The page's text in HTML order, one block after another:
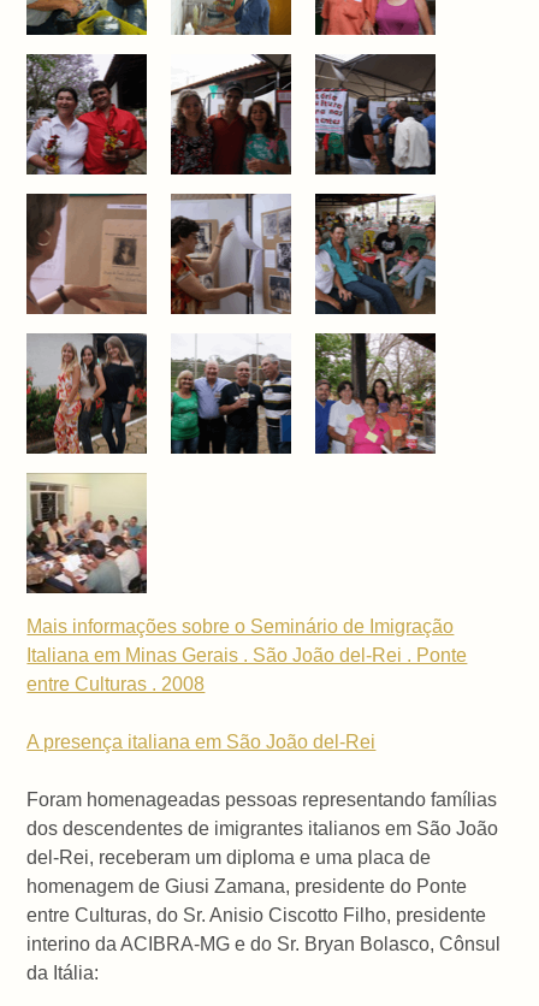
Mais informações sobre o Seminário de Imigração
Italiana em Minas Gerais . São João del-Rei . Ponte
entre Culturas . 2008
A presença italiana em São João del-Rei
Foram homenageadas pessoas representando famílias
dos descendentes de imigrantes italianos em São João
del-Rei, receberam um diploma e uma placa de
homenagem de Giusi Zamana, presidente do Ponte
entre Culturas, do Sr. Anisio Ciscotto Filho, presidente
interino da ACIBRA-MG e do Sr. Bryan Bolasco, Cônsul
da Itália: